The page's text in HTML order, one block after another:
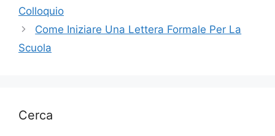
Colloquio
Come Iniziare Una Lettera Formale Per La
Scuola
Cerca